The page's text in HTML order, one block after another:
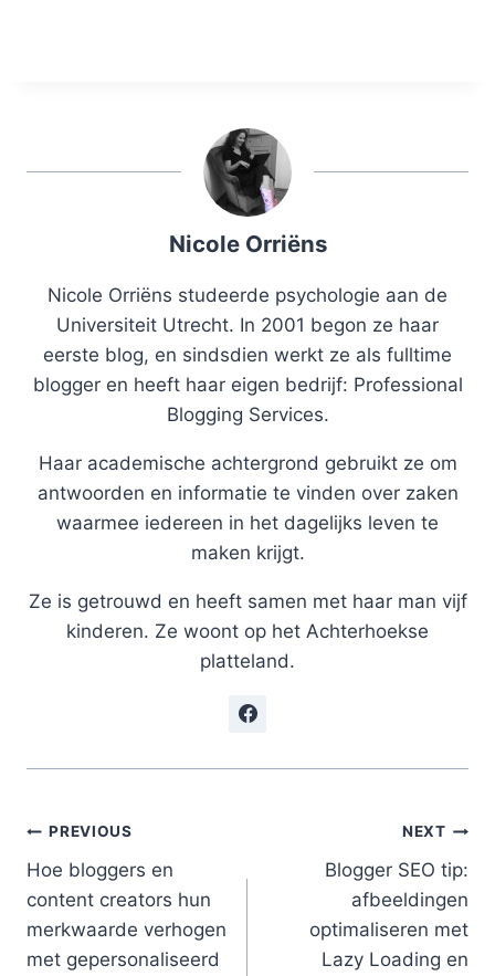
Nicole Orriëns
Nicole Orriëns studeerde psychologie aan de
Universiteit Utrecht. In 2001 begon ze haar
eerste blog, en sindsdien werkt ze als fulltime
blogger en heeft haar eigen bedrijf: Professional
Blogging Services.
Haar academische achtergrond gebruikt ze om
antwoorden en informatie te vinden over zaken
waarmee iedereen in het dagelijks leven te
maken krijgt.
Ze is getrouwd en heeft samen met haar man vijf
kinderen. Ze woont op het Achterhoekse
platteland.
Post
navigation
PREVIOUS
Hoe bloggers en
content creators hun
merkwaarde verhogen
met gepersonaliseerd
NEXT
Blogger SEO tip:
afbeeldingen
optimaliseren met
Lazy Loading en